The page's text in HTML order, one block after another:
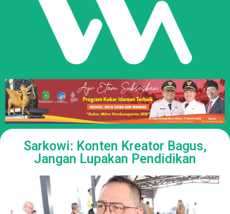
Sarkowi: Konten Kreator Bagus,
Jangan Lupakan Pendidikan